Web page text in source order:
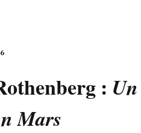
:
Mars